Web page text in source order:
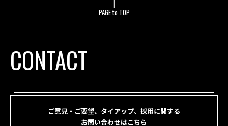
PAGE to TOP
CONTACT
ご意見・ご要望、タイアップ、採用に関する
お問い合わせはこちら